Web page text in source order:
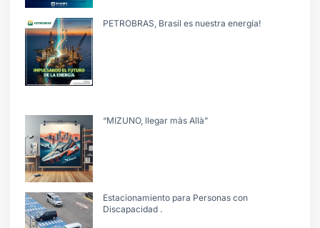
PETROBRAS, Brasil es nuestra energía!
“MIZUNO, llegar màs Allà”
Estacionamiento para Personas con
Discapacidad .